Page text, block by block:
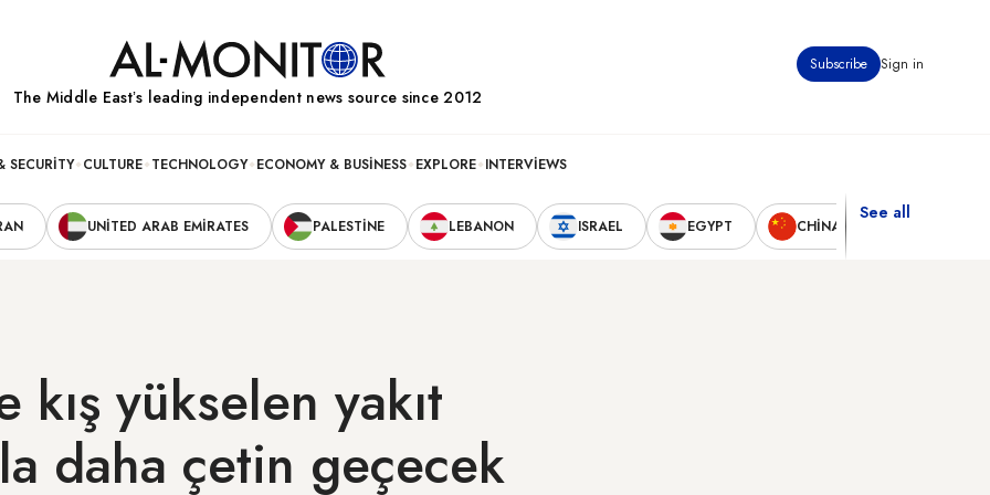
Subscribe Sign in
The Middle Eastʼs leading independent news source since 2012
SECURITY CULTURE TECHNOLOGY ECONOMY & BUSINESS EXPLORE INTERVIEWS
UNITED ARAB EMIRATES PALESTINE LEBANON ISRAEL EGYPT CHINA
See all
kış yükselen yakıt
daha çetin geçecek